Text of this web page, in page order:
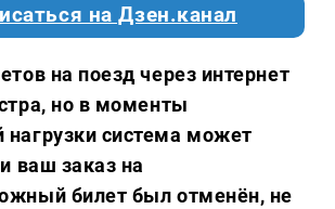
на Дзен.канал
на поезд через интернет
но в моменты
система может
ваш заказ на
билет был отменён, не